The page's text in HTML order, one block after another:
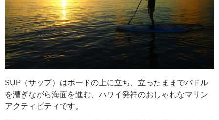
SUP（サップ）はボードの上に立ち、立ったままでパドル
を漕ぎながら海面を進む、ハワイ発祥のおしゃれなマリン
アクティビティです。